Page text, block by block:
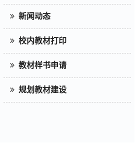
新闻动态
校内教材打印
教材样书申请
规划教材建设